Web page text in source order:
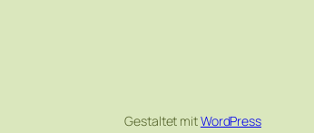
Gestaltet mitWordPress